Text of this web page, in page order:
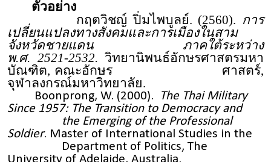
ตัวอย่าง
กฤตวิชญ์ ปิ่มไพบูลย์. (2560). การ
เปลี่ยนแปลงทางสังคมและการเมืองในสาม
จังหวัดชายแดน ภาคใต้ระหว่าง
พ.ศ. 2521-2532. วิทยานิพนธ์อักษรศาสตรมหา
บัณฑิต, คณะอักษร ศาสตร์,
จุฬาลงกรณ์มหาวิทยาลัย.
Boonprong, W. (2000).
The Thai Military
Since 1957: The Transition to Democracy and
the Emerging of the Professional
Soldier. Master of International Studies in the
Department of Politics, The
University of Adelaide, Australia.